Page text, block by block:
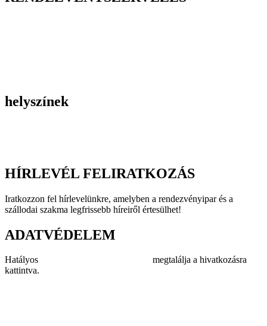
helyszínek
HÍRLEVÉL FELIRATKOZÁS
Iratkozzon fel hírlevelünkre, amelyben a rendezvényipar és a
szállodai szakma legfrissebb híreiről értesülhet!
ADATVÉDELEM
Hatályos
megtalálja a hivatkozásra
kattintva.